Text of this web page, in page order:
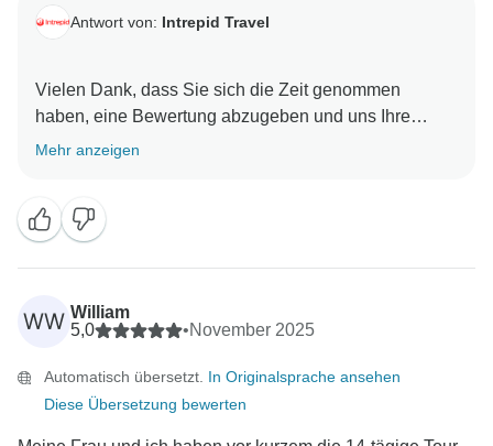
Antwort von: Intrepid Travel
Vielen Dank, dass Sie sich die Zeit genommen
haben, eine Bewertung abzugeben und uns Ihre
Erfahrung mitzuteilen. Wir bedauern die anhaltende
Angelegenheit geprüft wird. Wie wir sehen, wird
dieser Fall bereits aktiv von unserem Customer Care
Team bearbeitet und bleibt unter Beobachtung. Leider
kann die Bearbeitung von Rückerstattungen und
damit zusammenhängenden Ansprüchen bei
nehmen, insbesondere wenn es um Stornierungen
und Entschädigungen geht. Ein Mitglied unseres
Mehr anzeigen
WW William
5,0
•November 2025
Automatisch übersetzt. In Originalsprache ansehen
Diese Übersetzung bewerten